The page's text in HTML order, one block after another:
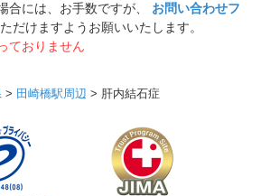
合には、お手数ですが、 お問い合わせフ
だけますようお願いいたします。
ておりません
> 田崎橋駅周辺 > 肝内結石症